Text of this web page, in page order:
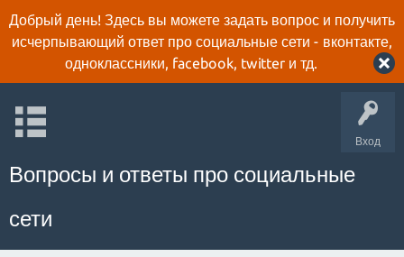
Добрый день! Здесь вы можете задать вопрос и получить
исчерпывающий ответ про социальные сети - вконтакте,
одноклассники, facebook, twitter и тд.
Вход
Вопросы и ответы про социальные
сети